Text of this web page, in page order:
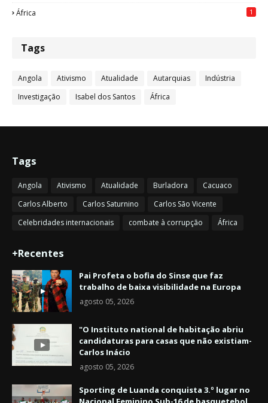
África 1
Tags
Angola Ativismo Atualidade Autarquias
Indústria
Investigação
Isabel dos Santos África
Tags
Angola Ativismo Atualidade Burladora
Cacuaco
Carlos Alberto
Carlos Saturnino
Carlos São Vicente
Celebridades internacionais
combate à corrupção África
+Recentes
Pai Profeta o bofia do Sinse que faz
trabalho de baixa visibilidade na Europa
agosto 05, 2026
"O Instituto national de habitação abriu
candidaturas para casas que não existiam-
Carlos Inácio
agosto 05, 2026
Sporting de Luanda conquista 3.º lugar no